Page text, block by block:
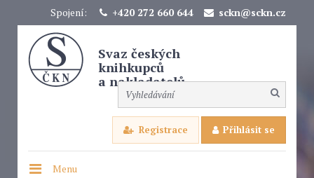
Spojení: +420 272 660 644 sckn@sckn.cz
Svaz českých
knihkupců
a nakladatelů
Registrace Přihlásit se
Menu